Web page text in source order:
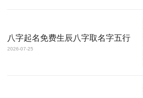
八字起名免费生辰八字取名字五行
2026-07-25